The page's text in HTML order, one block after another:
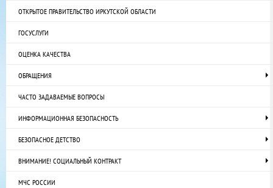
ОТКРЫТОЕ ПРАВИТЕЛЬСТВО ИРКУТСКОЙ ОБЛАСТИ
ГОСУСЛУГИ
ОЦЕНКА КАЧЕСТВА
ОБРАЩЕНИЯ
ЧАСТО ЗАДАВАЕМЫЕ ВОПРОСЫ
ИНФОРМАЦИОННАЯ БЕЗОПАСНОСТЬ
БЕЗОПАСНОЕ ДЕТСТВО
ВНИМАНИЕ! СОЦИАЛЬНЫЙ КОНТРАКТ
МЧС РОССИИ